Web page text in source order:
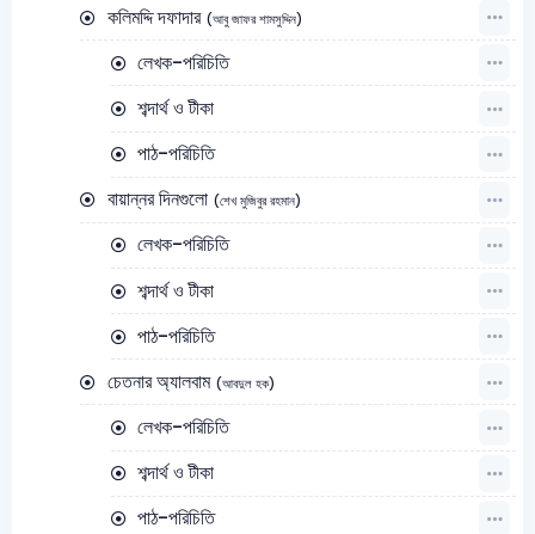
কলিমদ্দি দফাদার (আবু জাফর শামসুদ্দিন)
লেখক-পরিচিতি
শব্দার্থ ও টীকা
পাঠ-পরিচিতি
বায়ান্নর দিনগুলো (শেখ মুজিবুর রহমান)
লেখক-পরিচিতি
শব্দার্থ ও টীকা
পাঠ-পরিচিতি
চেতনার অ্যালবাম (আবদুল হক)
লেখক-পরিচিতি
শব্দার্থ ও টীকা
পাঠ-পরিচিতি